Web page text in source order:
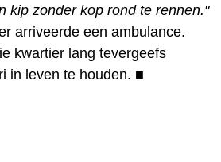
kip zonder kop rond te rennen."
arriveerde een ambulance.
kwartier lang tevergeefs
in leven te houden. ■